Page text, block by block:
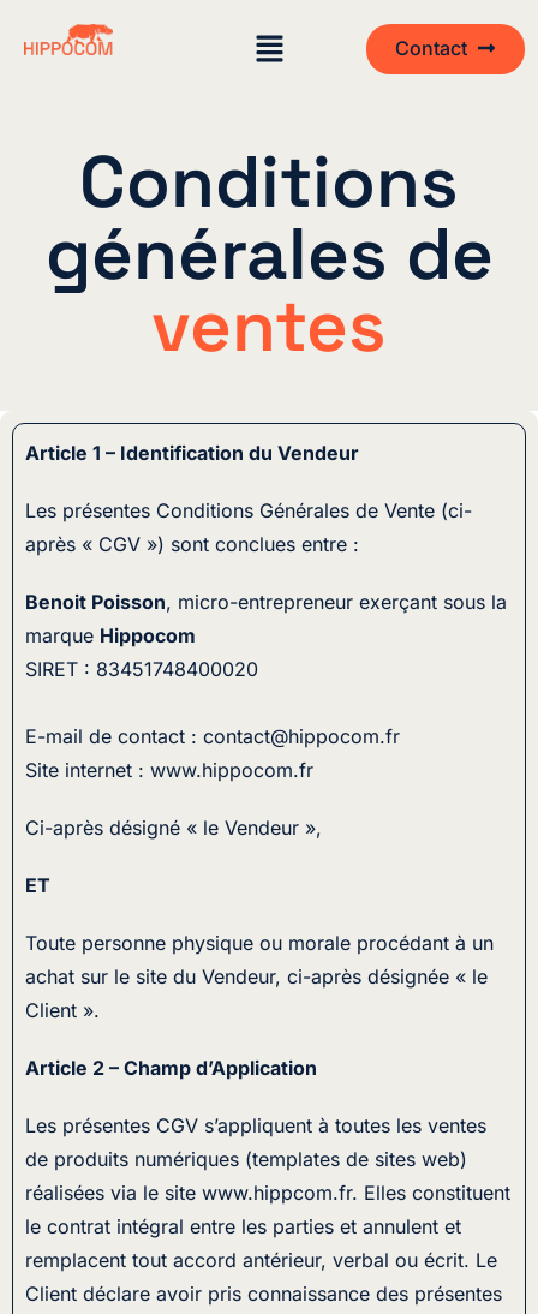
Contact
Conditions
générales de
ventes
Article 1 – Identification du Vendeur
Les présentes Conditions Générales de Vente (ci-
après « CGV ») sont conclues entre :
Benoit Poisson, micro-entrepreneur exerçant sous la
marque Hippocom
SIRET : 83451748400020
E-mail de contact : contact@hippocom.fr
Site internet : www.hippocom.fr
Ci-après désigné « le Vendeur »,
ET
Toute personne physique ou morale procédant à un
achat sur le site du Vendeur, ci-après désignée « le
Client ».
Article 2 – Champ d’Application
Les présentes CGV s’appliquent à toutes les ventes
de produits numériques (templates de sites web)
réalisées via le site www.hippcom.fr. Elles constituent
le contrat intégral entre les parties et annulent et
remplacent tout accord antérieur, verbal ou écrit. Le
Client déclare avoir pris connaissance des présentes